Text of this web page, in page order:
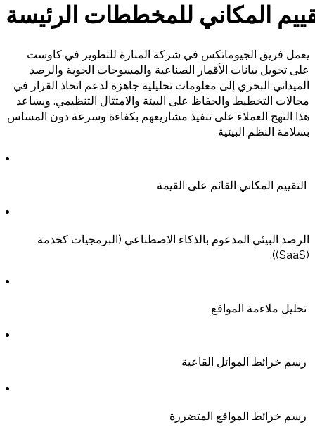
المكاني للمخططات الرئيسة
يعمل فريق الجيوماتكس في شركة المنارة للتطوير في كاوست
على تحويل بيانات الأقمار الصناعية والمسوحات الجوية والرصد
الميداني البحري إلى معلومات تحليلية جاهزة لدعم اتخاذ القرار في
مجالات التخطيط والحفاظ على البيئة والامتثال التنظيمي. ويساعد
هذا النهج العملاء على تنفيذ مشاريعهم بكفاءة وسرعة دون المساس
بسلامة النظم البيئية
التقييم المكاني القائم على القيمة
الرصد البيئي المدعوم بالذكاء الاصطناعي (البرمجيات كخدمة
(SaaS)
).
تحليل ملاءمة المواقع
رسم خرائط الموائل القاعية
رسم خرائط المواقع المتضررة